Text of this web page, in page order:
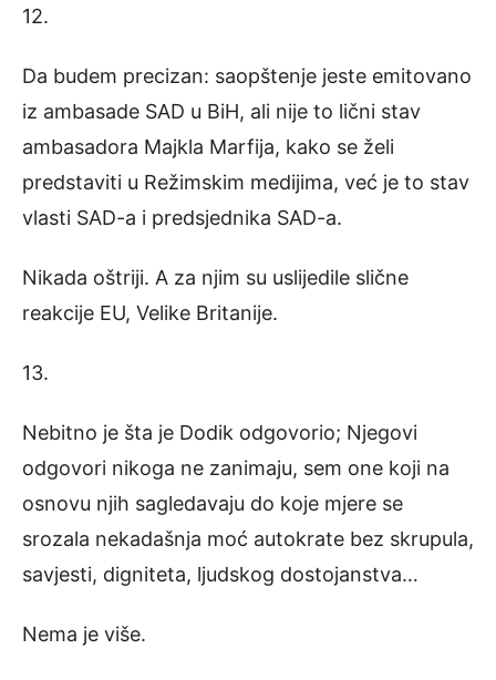
12.
Da budem precizan: saopštenje jeste emitovano
iz ambasade SAD u BiH, ali nije to lični stav
ambasadora Majkla Marfija, kako se želi
predstaviti u Režimskim medijima, već je to stav
vlasti SAD-a i predsjednika SAD-a.
Nikada oštriji. A za njim su uslijedile slične
reakcije EU, Velike Britanije.
13.
Nebitno je šta je Dodik odgovorio; Njegovi
odgovori nikoga ne zanimaju, sem one koji na
osnovu njih sagledavaju do koje mjere se
srozala nekadašnja moć autokrate bez skrupula,
savjesti, digniteta, ljudskog dostojanstva…
Nema je više.